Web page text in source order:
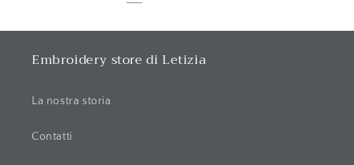
Embroidery store di Letizia
La nostra storia
Contatti